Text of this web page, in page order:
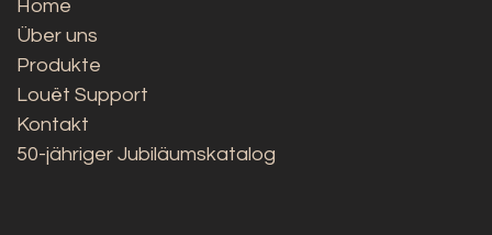
Home
Über uns
Produkte
Louët Support
Kontakt
50-jähriger Jubiläumskatalog